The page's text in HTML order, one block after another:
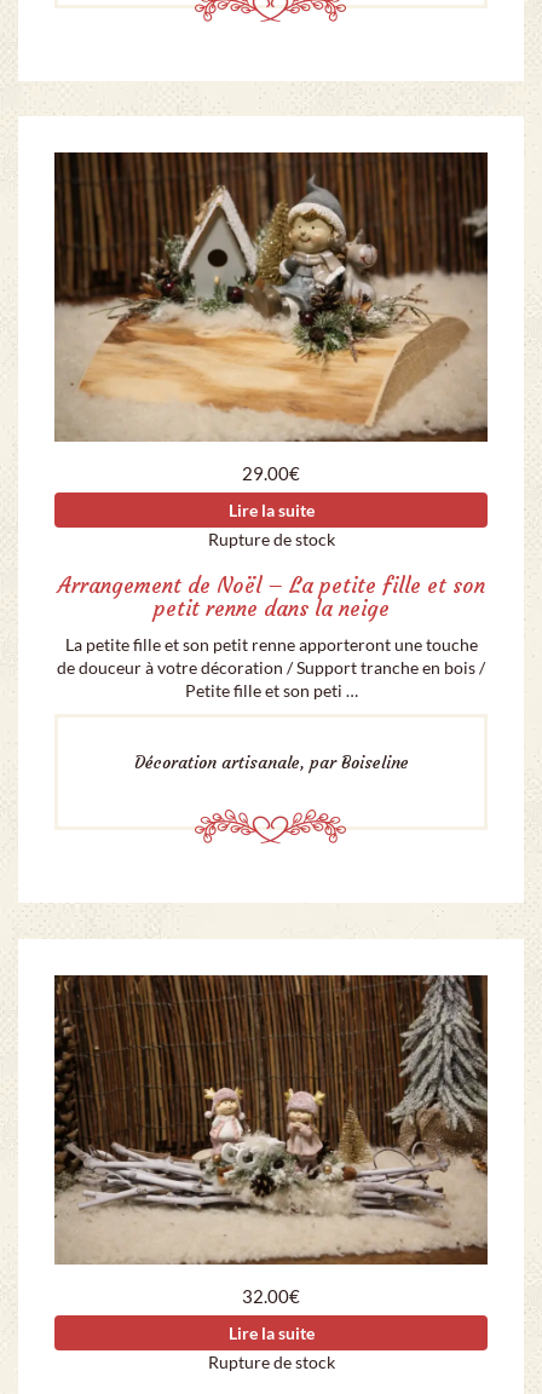
29.00€
Lire la suite
Rupture de stock
Arrangement de Noël – La petite fille et son
petit renne dans la neige
La petite fille et son petit renne apporteront une touche
de douceur à votre décoration / Support tranche en bois /
Petite fille et son peti …
Décoration artisanale, par Boiseline
32.00€
Lire la suite
Rupture de stock